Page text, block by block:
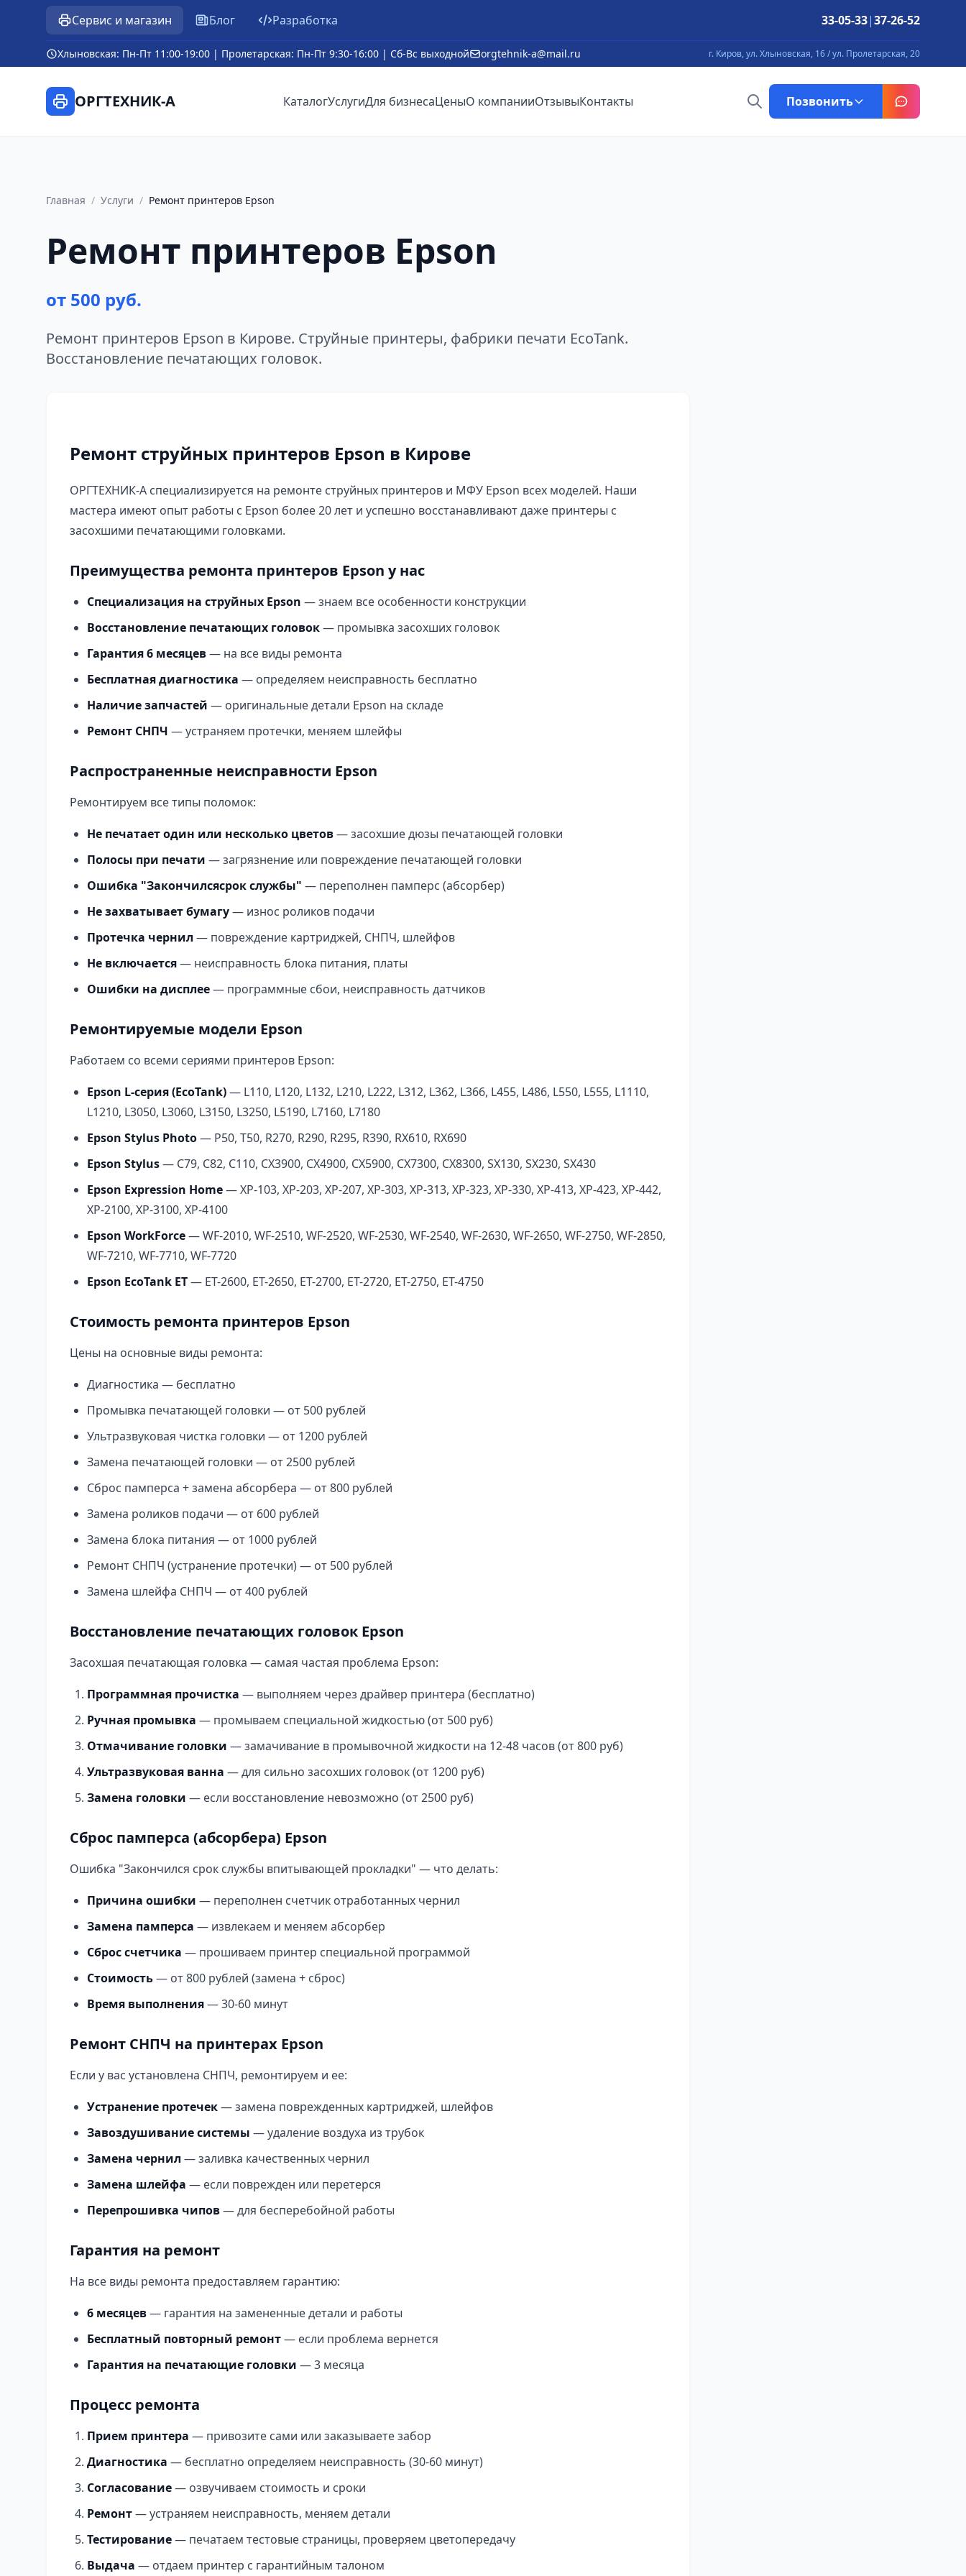
Сервис и магазин Блог Разработка 33-05-33|37-26-52
Хлыновская: Пн-Пт 11:00-19:00 | Пролетарская: Пн-Пт 9:30-16:00 | Сб-Вс выходной orgtehnik-a@mail.ru г. Киров, ул. Хлыновская, 16 / ул. Пролетарская, 20
ОРГТЕХНИК-А КаталогУслугиДля бизнесаЦеныО компанииОтзывыКонтакты Позвонить
Главная / Услуги / Ремонт принтеров Epson
Ремонт принтеров Epson
от 500 руб.
Ремонт принтеров Epson в Кирове. Струйные принтеры, фабрики печати EcoTank.
Восстановление печатающих головок.
Ремонт струйных принтеров Epson в Кирове
ОРГТЕХНИК-А специализируется на ремонте струйных принтеров и МФУ Epson всех моделей. Наши
мастера имеют опыт работы с Epson более 20 лет и успешно восстанавливают даже принтеры с
засохшими печатающими головками.
Преимущества ремонта принтеров Epson у нас
Специализация на струйных Epson — знаем все особенности конструкции
Восстановление печатающих головок— промывка засохших головок
Гарантия 6 месяцев— на все виды ремонта
Бесплатная диагностика — определяем неисправность бесплатно
Наличие запчастей — оригинальные детали Epson на складе
Ремонт СНПЧ — устраняем протечки, меняем шлейфы
Распространенные неисправности Epson
Ремонтируем все типы поломок:
Не печатает один или несколько цветов— засохшие дюзы печатающей головки
Полосы при печати — загрязнение или повреждение печатающей головки
Ошибка "Закончилсясрок службы" — переполнен памперс (абсорбер)
Не захватывает бумагу— износ роликов подачи
Протечка чернил — повреждение картриджей, СНПЧ, шлейфов
Не включается— неисправность блока питания, платы
Ошибки на дисплее— программные сбои, неисправность датчиков
Ремонтируемые модели Epson
Работаем со всеми сериями принтеров Epson:
Epson L-серия (EcoTank)— L110, L120, L132, L210, L222, L312, L362, L366, L455, L486, L550, L555, L1110,
L1210, L3050, L3060, L3150, L3250, L5190, L7160, L7180
Epson Stylus Photo— P50, T50, R270, R290, R295, R390, RX610, RX690
Epson Stylus— C79, C82, C110, CX3900, CX4900, CX5900, CX7300, CX8300, SX130, SX230, SX430
Epson Expression Home— XP-103, XP-203, XP-207, XP-303, XP-313, XP-323, XP-330, XP-413, XP-423, XP-442,
XP-2100, XP-3100, XP-4100
Epson WorkForce— WF-2010, WF-2510, WF-2520, WF-2530, WF-2540, WF-2630, WF-2650, WF-2750, WF-2850,
WF-7210, WF-7710, WF-7720
Epson EcoTank ET— ET-2600, ET-2650, ET-2700, ET-2720, ET-2750, ET-4750
Стоимость ремонта принтеров Epson
Цены на основные виды ремонта:
Диагностика — бесплатно
Промывка печатающей головки — от 500 рублей
Ультразвуковая чистка головки — от 1200 рублей
Замена печатающей головки — от 2500 рублей
Сброс памперса + замена абсорбера — от 800 рублей
Замена роликов подачи — от 600 рублей
Замена блока питания — от 1000 рублей
Ремонт СНПЧ (устранение протечки) — от 500 рублей
Замена шлейфа СНПЧ — от 400 рублей
Восстановление печатающих головок Epson
Засохшая печатающая головка — самая частая проблема Epson:
Программная прочистка — выполняем через драйвер принтера (бесплатно)
Ручная промывка — промываем специальной жидкостью (от 500 руб)
Отмачивание головки — замачивание в промывочной жидкости на 12-48 часов (от 800 руб)
Ультразвуковая ванна — для сильно засохших головок (от 1200 руб)
Замена головки — если восстановление невозможно (от 2500 руб)
Сброс памперса (абсорбера) Epson
Ошибка "Закончился срок службы впитывающей прокладки" — что делать:
Причина ошибки — переполнен счетчик отработанных чернил
Замена памперса — извлекаем и меняем абсорбер
Сброс счетчика — прошиваем принтер специальной программой
Стоимость— от 800 рублей (замена + сброс)
Время выполнения— 30-60 минут
Ремонт СНПЧ на принтерах Epson
Если у вас установлена СНПЧ, ремонтируем и ее:
Устранение протечек— замена поврежденных картриджей, шлейфов
Завоздушивание системы — удаление воздуха из трубок
Замена чернил — заливка качественных чернил
Замена шлейфа — если поврежден или перетерся
Перепрошивка чипов— для бесперебойной работы
Гарантия на ремонт
На все виды ремонта предоставляем гарантию:
6 месяцев— гарантия на замененные детали и работы
Бесплатный повторный ремонт— если проблема вернется
Гарантия на печатающие головки — 3 месяца
Процесс ремонта
Прием принтера — привозите сами или заказываете забор
Диагностика — бесплатно определяем неисправность (30-60 минут)
Согласование— озвучиваем стоимость и сроки
Ремонт— устраняем неисправность, меняем детали
Тестирование— печатаем тестовые страницы, проверяем цветопередачу
Выдача — отдаем принтер с гарантийным талоном